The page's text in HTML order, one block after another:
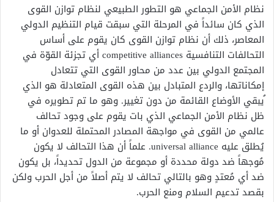
نظام الأمن الجماعي هو التطور الطبيعي لنظام توازن القوى
الذي كان سائداً في المرحلة التي سبقت قيام التنظيم الدولي
المعاصر، ذلك أن نظام توازن القوى كان يقوم على أساس
التحالفات التنافسية competitive alliancesأي تجزئة القوّة في
المجتمع الدولي بين عدد من محاور القوى التي تتعادل
إمكاناتها، والردع المتبادل بين هذه القوى المتعادلة هو الذي
ُيبقي الأوضاع القائمة من دون تغيير. وهو ما تم تطويره في
ظل نظام الأمن الجماعي الذي بات يقوم على وجود تحالف
عالمي من القوى في مواجهة المصادر المحتملة للعدوان أو ما
يُطلق عليه universal alliance. علماً أن هذا التحالف لا يكون
مُوجهاً ضد دولة محددة أو مجموعة من الدول تحديداً، بل يكون
ضد أي مُعتدٍ وهو بالتالي تحالف لا يتم أصلاً من أجل الحرب ولكن
بقصد تدعيم السلام ومنع الحرب.